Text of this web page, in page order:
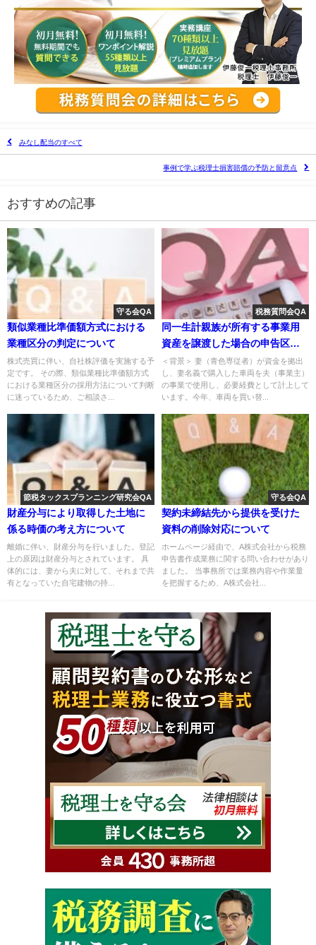
みなし配当のすべて
事例で学ぶ税理士損害賠償の予防と留意点
おすすめの記事
守る会QA
類似業種比準価額方式における
業種区分の判定について
株式売買に伴い、自社株評価を実施する予
定です。 その際、類似業種比準価額方式
における業種区分の採用方法について判断
に迷っているため、ご相談さ...
税務質問会QA
同一生計親族が所有する事業用
資産を譲渡した場合の申告区分
について
＜背景＞ 妻（青色専従者）が資金を拠出
し、妻名義で購入した車両を夫（事業主）
の事業で使用し、必要経費として計上して
います。今年、車両を買い替...
節税タックスプランニング研究会QA
財産分与により取得した土地に
係る時価の考え方について
離婚に伴い、財産分与を行いました。登記
上の原因は財産分与とされています。 具
体的には、妻から夫に対して、それまで共
有となっていた自宅建物の持...
守る会QA
契約未締結先から提供を受けた
資料の削除対応について
ホームページ経由で、A株式会社から税務
申告書作成業務に関する問い合わせがあり
ました。 当事務所では業務内容や作業量
を把握するため、A株式会社...